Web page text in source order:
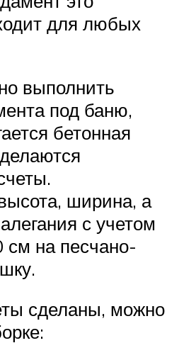
для любых
выполнить
под баню,
бетонная
ширина, а
с учетом
на песчано-
сделаны, можно